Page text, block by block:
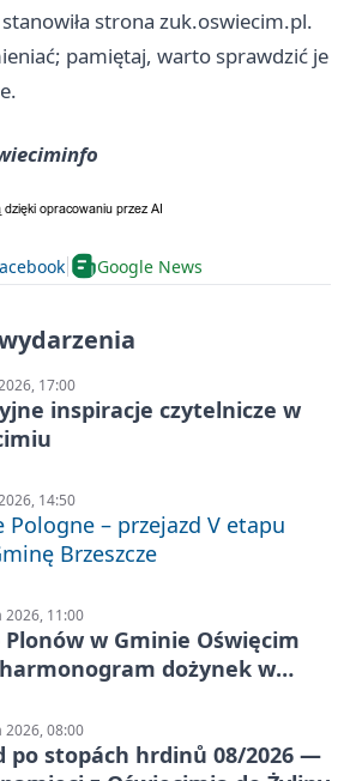
strona zuk.oswiecim.pl.
pamiętaj, warto sprawdzić je
Google News
17:00
inspiracje czytelnicze w
14:50
Pologne – przejazd V etapu
Brzeszcze
2026, 11:00
w Gminie Oświęcim
harmonogram dożynek w
2026, 08:00
po stopách hrdinů 08/2026 —